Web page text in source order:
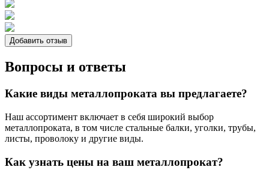
Добавить отзыв
Вопросы и ответы
Какие виды металлопроката вы предлагаете?
Наш ассортимент включает в себя широкий выбор
металлопроката, в том числе стальные балки, уголки, трубы,
листы, проволоку и другие виды.
Как узнать цены на ваш металлопрокат?